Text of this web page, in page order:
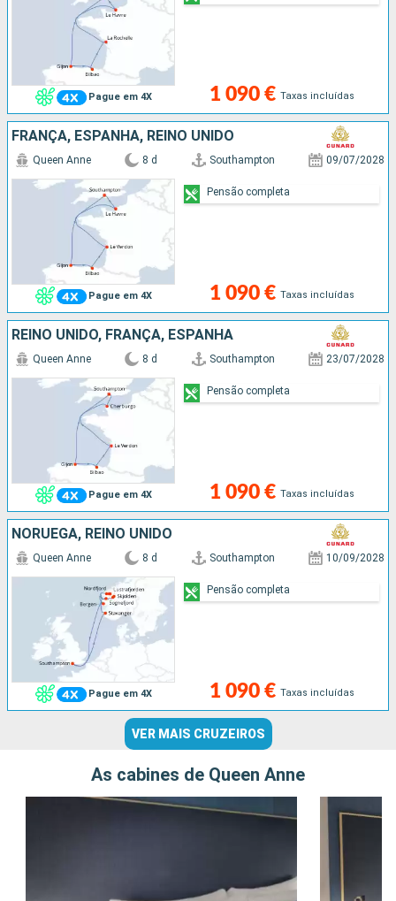
Pague em 4X 1 090 € Taxas incluídas
FRANÇA, ESPANHA, REINO UNIDO
Pague em 4X
Queen Anne 8 d Southampton 09/07/2028
1 090 € Taxas incluídas
Pensão completa
REINO UNIDO, FRANÇA, ESPANHA
Pague em 4X
Queen Anne 8 d Southampton 23/07/2028
1 090 € Taxas incluídas
Pensão completa
NORUEGA, REINO UNIDO
Pague em 4X
Queen Anne 8 d Southampton 10/09/2028
1 090 € Taxas incluídas
Pensão completa
VER MAIS CRUZEIROS
As cabines de Queen Anne